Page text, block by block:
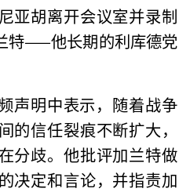
亚胡离开会议室并录制
特——他长期的利库德党
声明中表示，随着战争
的信任裂痕不断扩大，
分歧。他批评加兰特做
决定和言论，并指责加